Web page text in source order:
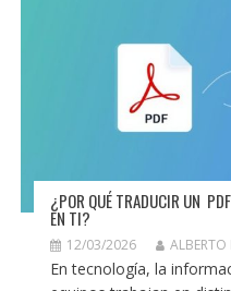
¿POR QUÉ TRADUCIR UN
EN TI?
12/03/2026
En tecnología, la